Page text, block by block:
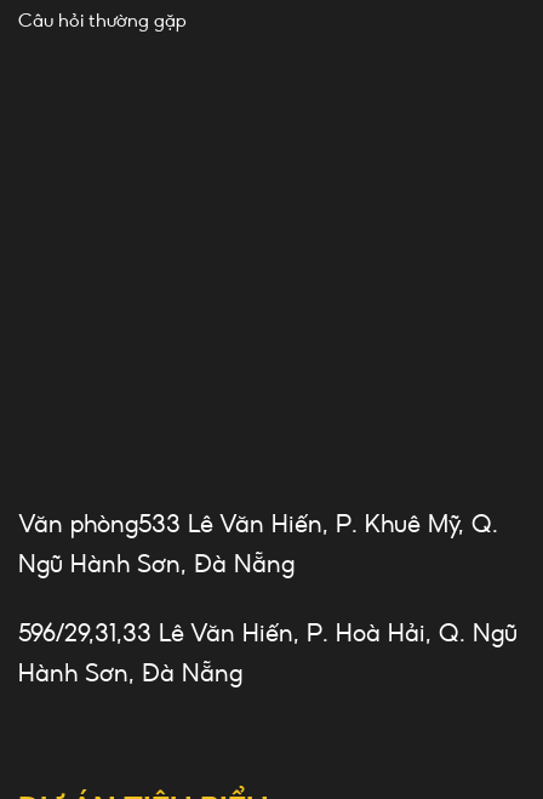
Câu hỏi thường gặp
Văn phòng533 Lê Văn Hiến, P. Khuê Mỹ, Q.
Ngũ Hành Sơn, Đà Nẵng
596/29,31,33 Lê Văn Hiến, P. Hoà Hải, Q. Ngũ
Hành Sơn, Đà Nẵng